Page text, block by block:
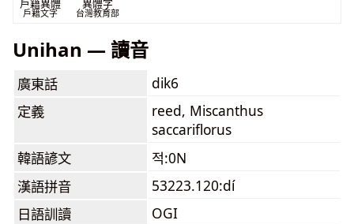
戶籍異體
戶籍文字
異體字
台灣教育部
Unihan — 讀音
廣東話
dik6
定義
reed, Miscanthus
saccariflorus
韓語諺文
적:0N
漢語拼音
53223.120:dí
日語訓讀
OGI